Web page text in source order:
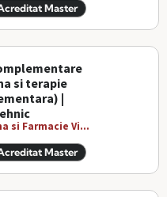
Master
si terapie
|
si Farmacie Vi...
Master